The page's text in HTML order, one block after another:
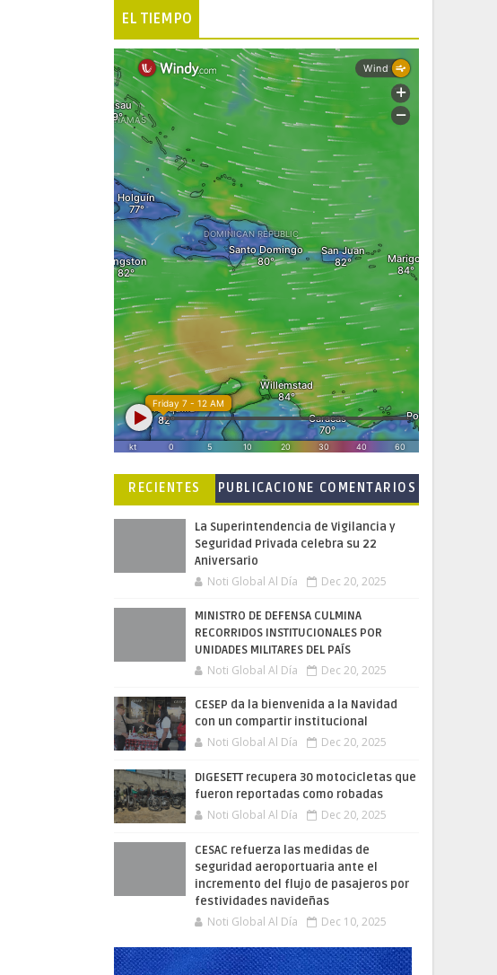
EL TIEMPO
RECIENTES
PUBLICACIONE COMENTARIOS
La Superintendencia de Vigilancia y
Seguridad Privada celebra su 22
Aniversario
Noti Global Al Día Dec 20, 2025
MINISTRO DE DEFENSA CULMINA
RECORRIDOS INSTITUCIONALES POR
UNIDADES MILITARES DEL PAÍS
Noti Global Al Día Dec 20, 2025
CESEP da la bienvenida a la Navidad
con un compartir institucional
Noti Global Al Día Dec 20, 2025
DIGESETT recupera 30 motocicletas que
fueron reportadas como robadas
Noti Global Al Día Dec 20, 2025
CESAC refuerza las medidas de
seguridad aeroportuaria ante el
incremento del flujo de pasajeros por
festividades navideñas
Noti Global Al Día Dec 10, 2025